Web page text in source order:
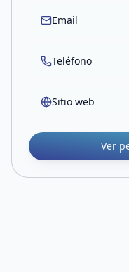
Email
Teléfono
Sitio web
Ver